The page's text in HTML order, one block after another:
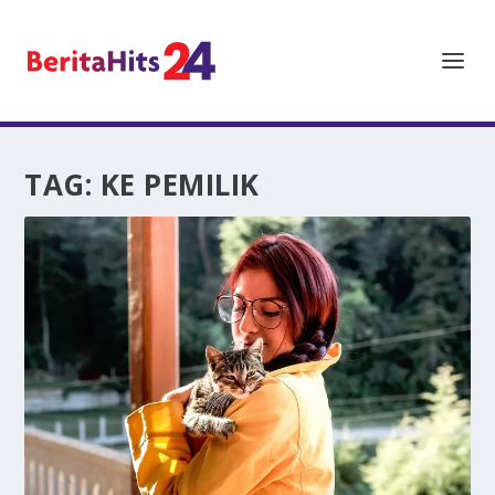
TAG: KE PEMILIK